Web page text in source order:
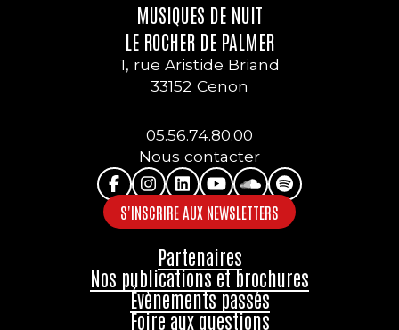
MUSIQUES DE NUIT
LE ROCHER DE PALMER
1, rue Aristide Briand
33152 Cenon
05.56.74.80.00
Nous contacter
S'INSCRIRE AUX NEWSLETTERS
Partenaires
Nos publications et brochures
Évènements passés
Foire aux questions